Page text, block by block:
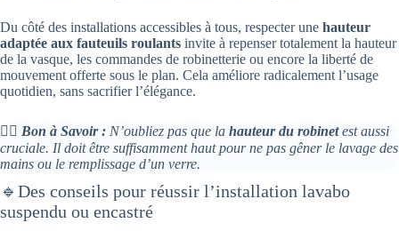
Du côté des installations accessibles à tous, respecter une hauteur
adaptée aux fauteuils roulants invite à repenser totalement la hauteur
de la vasque, les commandes de robinetterie ou encore la liberté de
mouvement offerte sous le plan. Cela améliore radicalement l’usage
quotidien, sans sacrifier l’élégance.
👉🏻 Bon à Savoir : N’oubliez pas que la hauteur du robinet est aussi
cruciale. Il doit être suffisamment haut pour ne pas gêner le lavage des
mains ou le remplissage d’un verre.
🔹Des conseils pour réussir l’installation lavabo
suspendu ou encastré